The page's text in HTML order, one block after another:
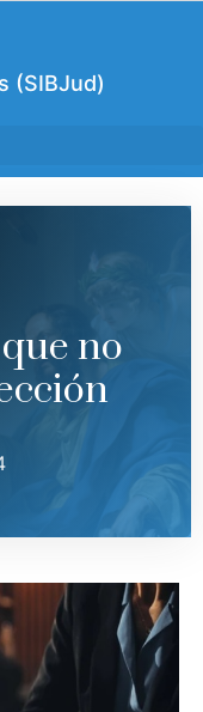
(SIBJud)
no